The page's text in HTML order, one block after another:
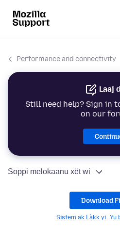
Performance and connectivity
Laaj
Still need help? Sign in
on our
Soppi melokaanu xët wi
Download
Sistem ak Làkk yi Yu